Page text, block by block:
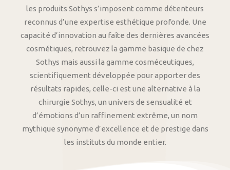
les produits Sothys s’imposent comme détenteurs
reconnus d’une expertise esthétique profonde. Une
capacité d’innovation au faîte des dernières avancées
cosmétiques, retrouvez la gamme basique de chez
Sothys mais aussi la gamme cosméceutiques,
scientifiquement développée pour apporter des
résultats rapides, celle-ci est une alternative à la
chirurgie Sothys, un univers de sensualité et
d’émotions d’un raffinement extrême, un nom
mythique synonyme d’excellence et de prestige dans
les instituts du monde entier.